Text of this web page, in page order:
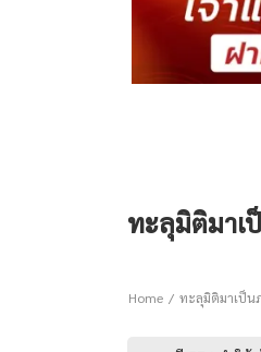
ทะลุมิติมาเ
Home ทะลุมิติมาเป็น